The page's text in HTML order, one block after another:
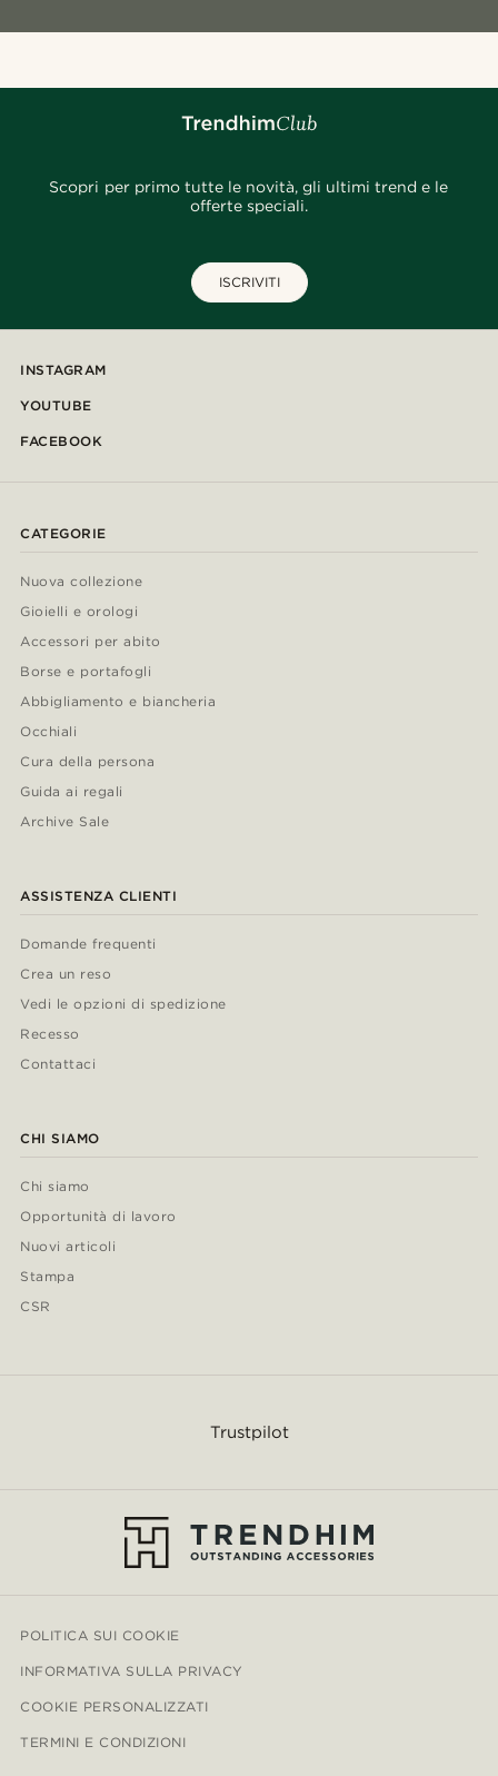
Scopri per primo tutte le novità, gli ultimi trend e le
offerte speciali.
ISCRIVITI
INSTAGRAM
YOUTUBE
FACEBOOK
CATEGORIE
Nuova collezione
Gioielli e orologi
Accessori per abito
Borse e portafogli
Abbigliamento e biancheria
Occhiali
Cura della persona
Guida ai regali
Archive Sale
ASSISTENZA CLIENTI
Domande frequenti
Crea un reso
Vedi le opzioni di spedizione
Recesso
Contattaci
CHI SIAMO
Chi siamo
Opportunità di lavoro
Nuovi articoli
Stampa
CSR
Trustpilot
POLITICA SUI COOKIE
INFORMATIVA SULLA PRIVACY
COOKIE PERSONALIZZATI
TERMINI E CONDIZIONI